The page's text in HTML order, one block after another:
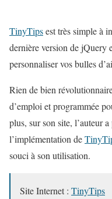
TinyTipsest très simple à
dernière version de
personnaliser vos bulles
Rien de bien
d’emploi et programmée
plus, sur son site, l’auteur
l’implémentation de
souci à son utilisation.
Site Internet : TinyTips